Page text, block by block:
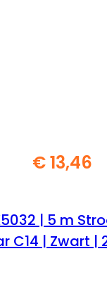
€13,46
| 5 m
C14 | Zwart |